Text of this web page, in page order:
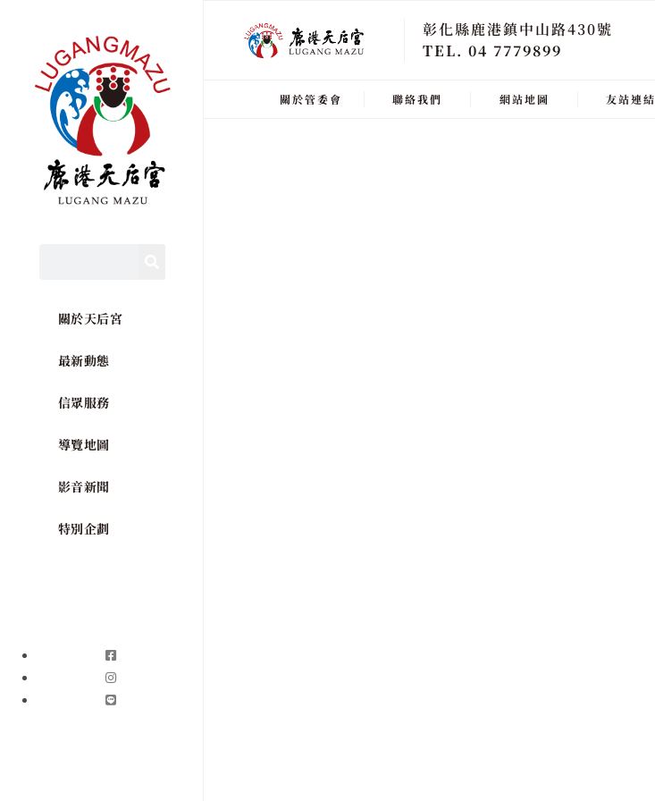
關於天后宮
最新動態
信眾服務
導覽地圖
影音新聞
特別企劃
彰化縣鹿港鎮中山路430號
TEL. 04 7779899
關於管委會 聯絡我們 網站地圖 友站連結